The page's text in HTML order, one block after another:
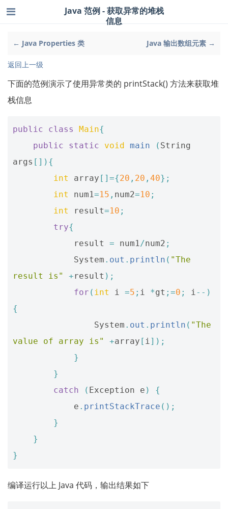
← Java Properties 类 Java 输出数组元素 →
Java 范例 - 获取异常的堆栈
信息
返回上一级
下面的范例演示了使用异常类的 printStack() 方法来获取堆
栈信息
public class Main{
public
static void main ( String
args []){
int
array []={20 , 20 , 40};
int
num1=15 , num2=10 ;
int
result=10 ;
try{
result
= num1/num2 ;
System . out . println ( "The
result is"
+result );
for ( int i =5 ; i *gt ;=0 ; i--)
{
System . out . println ( "The
value of array is"
+array [ i]);
}
}
catch
( Exception e )
{
e . printStackTrace ();
}
}
}
编译运行以上 Java 代码，输出结果如下